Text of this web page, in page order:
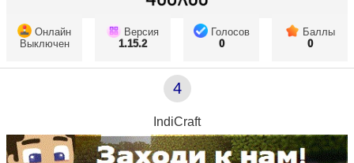
Онлайн
Выключен
Версия
1.15.2
Голосов
0
Баллы
0
4
IndiCraft